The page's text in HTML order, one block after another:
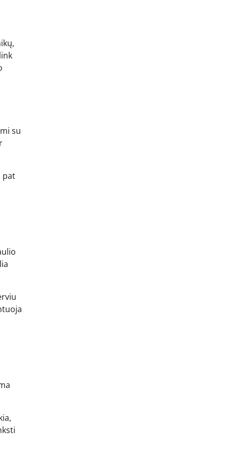
su
pat